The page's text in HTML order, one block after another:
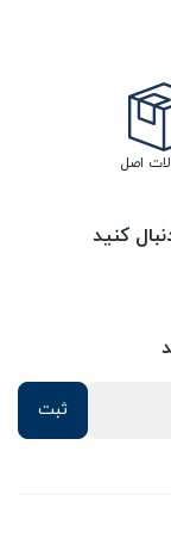
اصل
کنید